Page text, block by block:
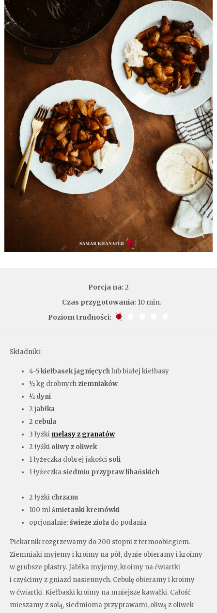
Porcja na: 2
Czas przygotowania: 10 min.
Poziom trudności:
Składniki:
4-5kiełbasek jagnięcychlub białej kiełbasy
½ kg drobnychziemniaków
½ dyni
2 jabłka
2 cebula
3 łyżki melasy z granatów
2 łyżki oliwy z oliwek
1 łyżeczka dobrej jakości soli
1 łyżeczka siedmiu przypraw libańskich
2 łyżki chrzanu
100 mlśmietanki kremówki
opcjonalnie:świeże zioła do podania
Piekarnik rozgrzewamy do 200 stopni z termoobiegiem.
Ziemniaki myjemy i kroimy na pół, dynie obieramy i kroimy
w grubsze plastry. Jabłka myjemy, kroimy na ćwiartki
i czyścimy z gniazd nasiennych. Cebulę obieramy i kroimy
w ćwiartki. Kiełbaski kroimy na mniejsze kawałki. Całość
mieszamy z solą, siedmioma przyprawami, oliwą z oliwek